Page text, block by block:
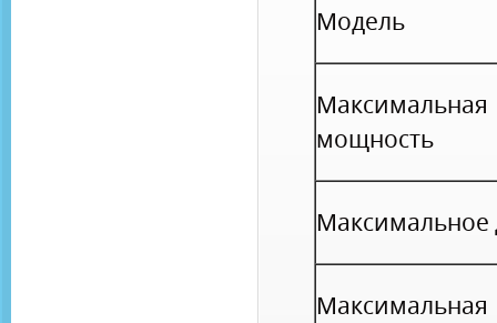
Модель
Максимальная
мощность
Максимальное
Максимальная